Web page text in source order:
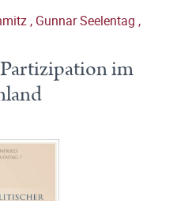
, Gunnar Seelentag ,
im